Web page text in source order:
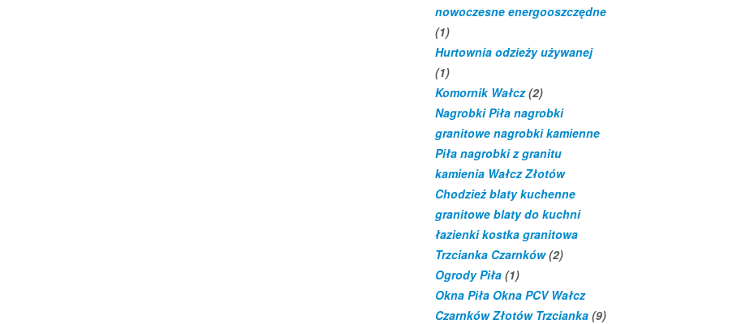
nowoczesne energooszczędne
(1)
Hurtownia odzieży używanej
(1)
Komornik Wałcz(2)
Nagrobki Piła nagrobki
granitowe nagrobki kamienne
Piła nagrobki z granitu
kamienia Wałcz Złotów
Chodzież blaty kuchenne
granitowe blaty do kuchni
łazienki kostka granitowa
Trzcianka Czarnków(2)
Ogrody Piła (1)
Okna Piła Okna PCV Wałcz
Czarnków Złotów Trzcianka (9)